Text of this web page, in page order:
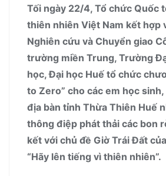
Tối ngày 22/4, Tổ chức Quốc
thiên nhiên Việt Nam kết hợp
Nghiên cứu và Chuyển giao
trường miền Trung, Trường
học, Đại học Huế tổ chức
to Zero” cho các em học
địa bàn tỉnh Thừa Thiên Huế
thông điệp phát thải các bon
kết với chủ đề Giờ Trái Đất
“Hãy lên tiếng vì thiên nhiên”.